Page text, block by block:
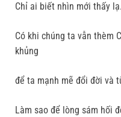
Chỉ ai biết nhìn mới thấy lạ.
Có khi chúng ta vẫn thèm
khủng
để ta mạnh mẽ đổi đời và
Làm sao để lòng sám hối